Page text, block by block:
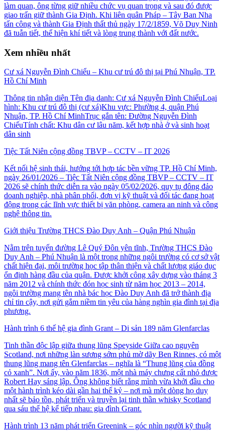
làm quan, ông từng giữ nhiều chức vụ quan trọng và sau đó được
giao trấn giữ thành Gia Định. Khi liên quân Pháp – Tây Ban Nha
tấn công và thành Gia Định thất thủ ngày 17/2/1859, Võ Duy Ninh
đã tuẫn tiết, thể hiện khí tiết và lòng trung thành với đất nước.
Xem nhiều nhất
Cư xá Nguyễn Đình Chiểu – Khu cư trú đô thị tại Phú Nhuận, TP.
Hồ Chí Minh
Thông tin nhận diện Tên địa danh: Cư xá Nguyễn Đình ChiểuLoại
hình: Khu cư trú đô thị (cư xá)Khu vực: Phường 4, quận Phú
Nhuận, TP. Hồ Chí MinhTrục gắn tên: Đường Nguyễn Đình
ChiểuTính chất: Khu dân cư lâu năm, kết hợp nhà ở và sinh hoạt
dân sinh
Tiệc Tất Niên cộng đồng TBVP – CCTV – IT 2026
Kết nối hệ sinh thái, hướng tới hợp tác bền vững TP. Hồ Chí Minh,
ngày 26/01/2026 – Tiệc Tất Niên cộng đồng TBVP – CCTV – IT
2026 sẽ chính thức diễn ra vào ngày 05/02/2026, quy tụ đông đảo
doanh nghiệp, nhà phân phối, đơn vị kỹ thuật và đối tác đang hoạt
động trong các lĩnh vực thiết bị văn phòng, camera an ninh và công
nghệ thông tin.
Giới thiệu Trường THCS Đào Duy Anh – Quận Phú Nhuận
Nằm trên tuyến đường Lê Quý Đôn yên tĩnh, Trường THCS Đào
Duy Anh – Phú Nhuận là một trong những ngôi trường có cơ sở vật
chất hiện đại, môi trường học tập thân thiện và chất lượng giáo dục
ổn định hàng đầu của quận. Được khởi công xây dựng vào tháng 3
năm 2012 và chính thức đón học sinh từ năm học 2013 – 2014,
ngôi trường mang tên nhà bác học Đào Duy Anh đã trở thành địa
chỉ tin cậy, nơi gửi gắm niềm tin yêu của hàng nghìn gia đình tại địa
phương.
Hành trình 6 thế hệ gia đình Grant – Di sản 189 năm Glenfarclas
Tinh thần độc lập giữa thung lũng Speyside Giữa cao nguyên
Scotland, nơi những làn sương sớm phủ mờ dãy Ben Rinnes, có một
thung lũng mang tên Glenfarclas – nghĩa là “Thung lũng của đồng
cỏ xanh”. Nơi ấy, vào năm 1836, một nhà máy chưng cất nhỏ được
Robert Hay sáng lập. Ông không biết rằng mình vừa khởi đầu cho
một hành trình kéo dài gần hai thế kỷ – nơi mà một dòng họ duy
nhất sẽ bảo tồn, phát triển và truyền lại tinh thần whisky Scotland
qua sáu thế hệ kế tiếp nhau: gia đình Grant.
Hành trình 13 năm phát triển Greenink – góc nhìn người kỹ thuật